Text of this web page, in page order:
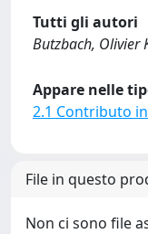
Tutti gli autori
Butzbach, Olivier
Appare nelle
2.1 Contributo
File in questo
Non ci sono file